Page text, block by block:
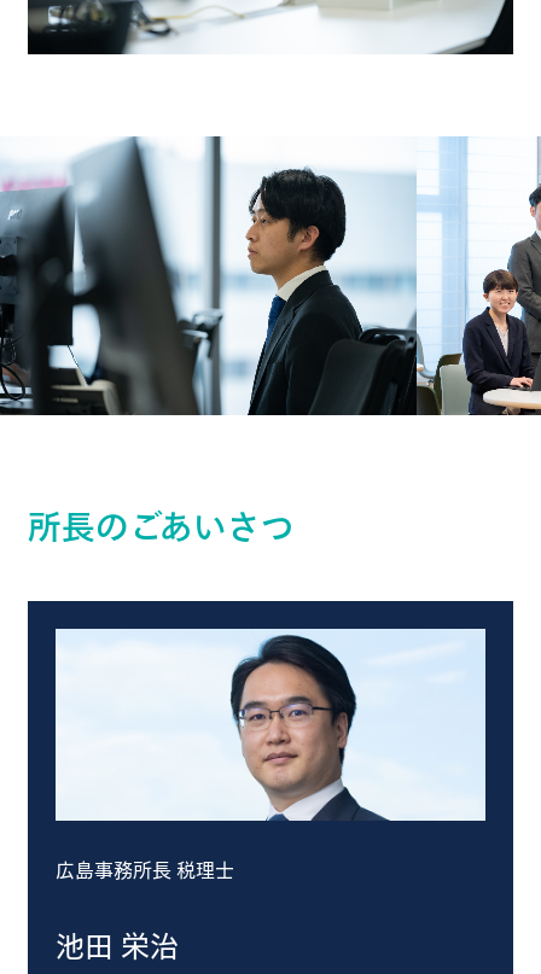
所長のごあいさつ
広島事務所長 税理士
池田 栄治